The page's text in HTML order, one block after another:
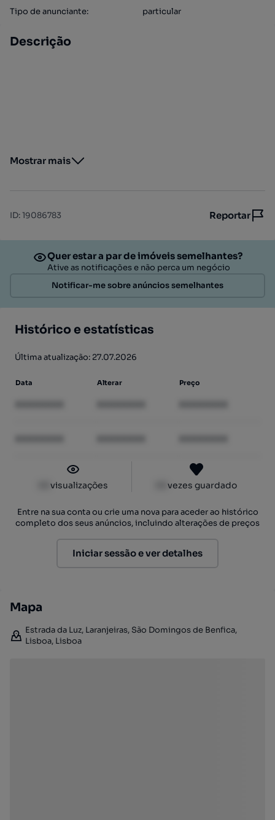
Tipo de anunciante: particular
Descrição
Mostrar mais
ID:19086783 Reportar
Quer estar a par de imóveis semelhantes?
Ative as notificações e não perca um negócio
Notificar-me sobre anúncios semelhantes
Histórico e estatísticas
Última atualização: 27.07.2026
Data Alterar Preço
visualizações vezes guardado
Entre na sua conta ou crie uma nova para aceder ao histórico
completo dos seus anúncios, incluindo alterações de preços
Iniciar sessão e ver detalhes
Mapa
Estrada da Luz, Laranjeiras, São Domingos de Benfica,
Lisboa, Lisboa